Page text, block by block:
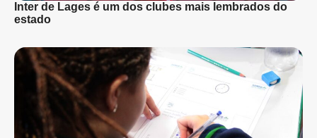
Inter de Lages é um dos clubes mais lembrados do
estado